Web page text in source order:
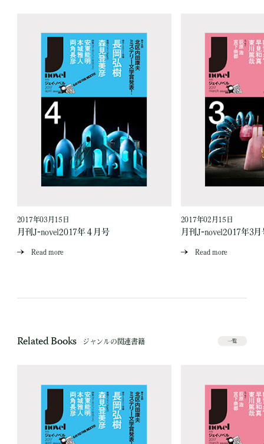
2017年03月15日
月刊J-novel2017年４月号
Read more
2017年02月15日
月刊J-novel2017年3月
Read more
Related Books ジャンルの関連書籍 一覧